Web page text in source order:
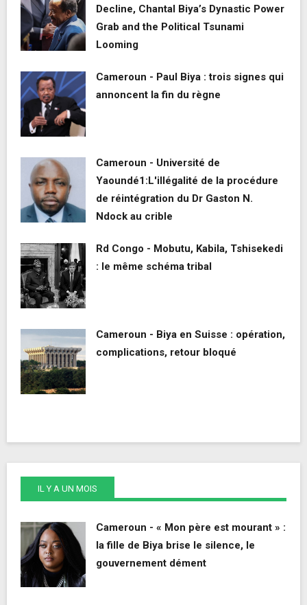
Decline, Chantal Biya’s Dynastic Power
Grab and the Political Tsunami
Looming
Cameroun - Paul Biya : trois signes qui
annoncent la fin du règne
Cameroun - Université de
Yaoundé1:L'illégalité de la procédure
de réintégration du Dr Gaston N.
Ndock au crible
Rd Congo - Mobutu, Kabila, Tshisekedi
: le même schéma tribal
Cameroun - Biya en Suisse : opération,
complications, retour bloqué
IL Y A UN MOIS
Cameroun - « Mon père est mourant » :
la fille de Biya brise le silence, le
gouvernement dément